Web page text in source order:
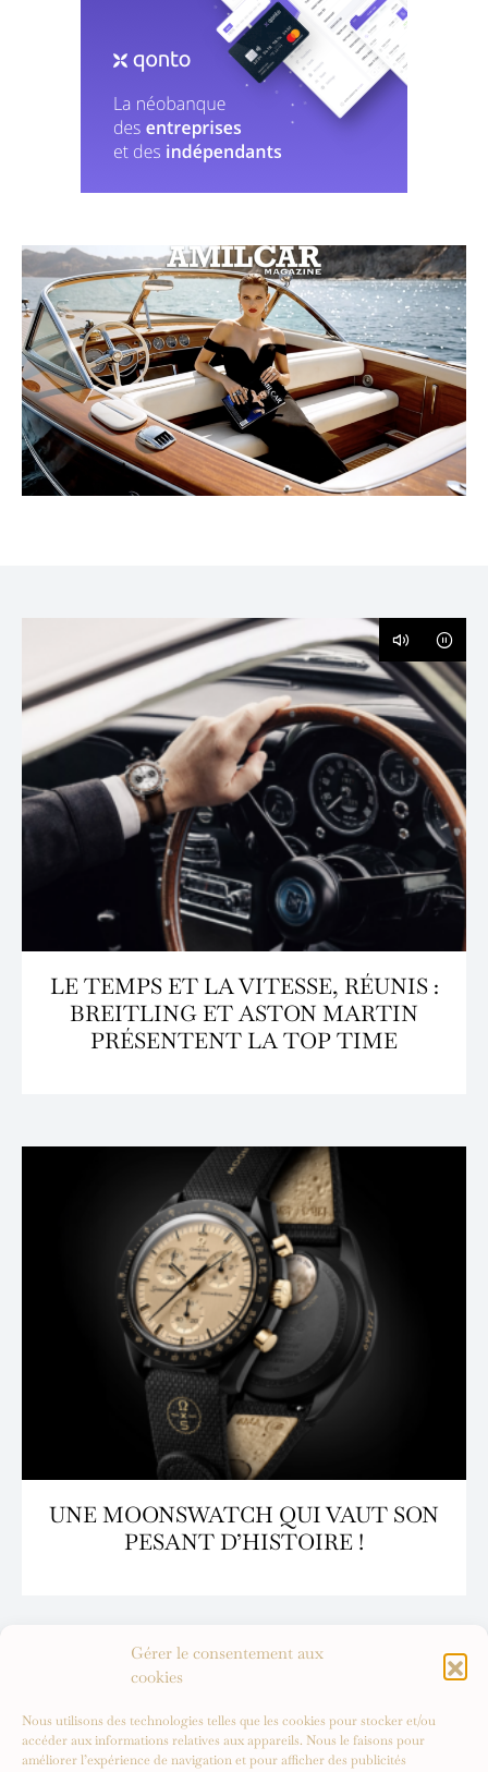
Gérer le consentement aux
cookies
Nous utilisons des technologies telles que les cookies pour stocker et/ou
accéder aux informations relatives aux appareils. Nous le faisons pour
améliorer l’expérience de navigation et pour afficher des publicités
LE TEMPS ET LA VITESSE, RÉUNIS :
BREITLING ET ASTON MARTIN
PRÉSENTENT LA TOP TIME
UNE MOONSWATCH QUI VAUT SON
PESANT D’HISTOIRE !